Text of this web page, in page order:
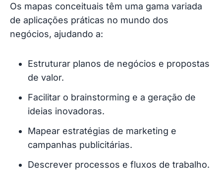
Os mapas conceituais têm uma gama variada
de aplicações práticas no mundo dos
negócios, ajudando a:
Estruturar planos de negócios e propostas
de valor.
Facilitar o brainstorming e a geração de
ideias inovadoras.
Mapear estratégias de marketing e
campanhas publicitárias.
Descrever processos e fluxos de trabalho.